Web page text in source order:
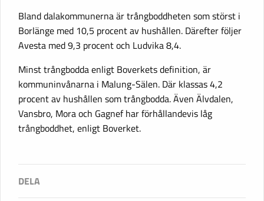
Bland dalakommunerna är trångboddheten som störst i
Borlänge med 10,5 procent av hushållen. Därefter följer
Avesta med 9,3 procent och Ludvika 8,4.
Minst trångbodda enligt Boverkets definition, är
kommuninvånarna i Malung-Sälen. Där klassas 4,2
procent av hushållen som trångbodda. Även Älvdalen,
Vansbro, Mora och Gagnef har förhållandevis låg
trångboddhet, enligt Boverket.